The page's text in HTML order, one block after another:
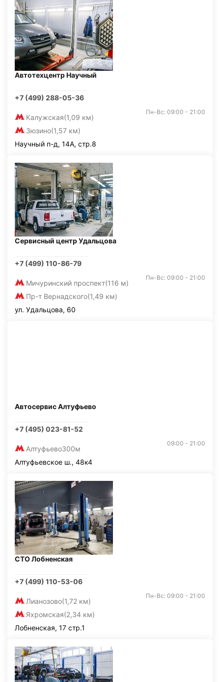
Автотехцентр Научный
+7 (499) 288-05-36
Калужская(1,09 км)
Зюзино(1,57 км)
Пн-Вс: 09:00 - 21:00
Научный п-д, 14А, стр.8
Сервисный центр Удальцова
+7 (499) 110-86-79
Мичуринский проспект(116 м)
Пр-т Вернадского(1,49 км)
Пн-Вс: 09:00 - 21:00
ул. Удальцова, 60
Автосервис Алтуфьево
+7 (495) 023-81-52
Алтуфьево300м
09:00 - 21:00
Алтуфьевское ш., 48к4
СТО Лобненская
+7 (499) 110-53-06
Лианозово(1,72 км)
Яхромская(2,34 км)
Пн-Вс: 09:00 - 21:00
Лобненская, 17 стр.1